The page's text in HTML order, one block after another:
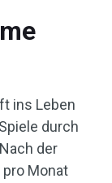
ins Leben
durch
der
Monat